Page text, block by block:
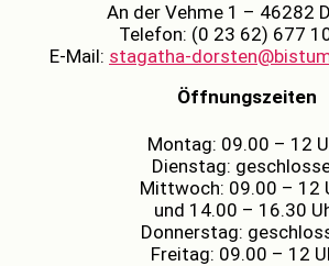
An der Vehme 1 – 46282
Telefon: (0 23 62) 677
E-Mail: stagatha-
Öffnungszeiten
Montag: 09.00 – 12
Dienstag:
Mittwoch: 09.00 – 12
und 14.00 – 16.30
Donnerstag:
Freitag: 09.00 – 12